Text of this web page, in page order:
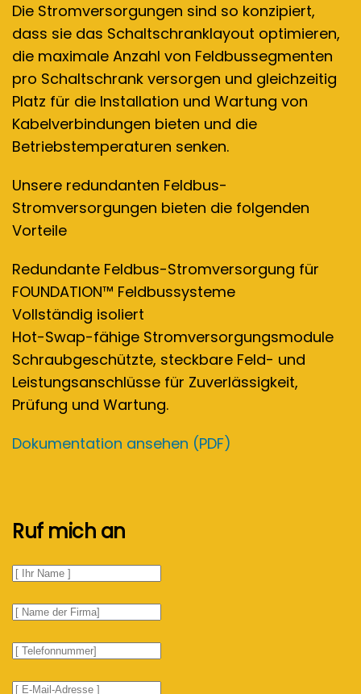
Die Stromversorgungen sind so konzipiert,
dass sie das Schaltschranklayout optimieren,
die maximale Anzahl von Feldbussegmenten
pro Schaltschrank versorgen und gleichzeitig
Platz für die Installation und Wartung von
Kabelverbindungen bieten und die
Betriebstemperaturen senken.
Unsere redundanten Feldbus-
Stromversorgungen bieten die folgenden
Vorteile
Redundante Feldbus-Stromversorgung für
FOUNDATION™ Feldbussysteme
Vollständig isoliert
Hot-Swap-fähige Stromversorgungsmodule
Schraubgeschützte, steckbare Feld- und
Leistungsanschlüsse für Zuverlässigkeit,
Prüfung und Wartung.
Dokumentation ansehen (PDF)
Ruf mich an